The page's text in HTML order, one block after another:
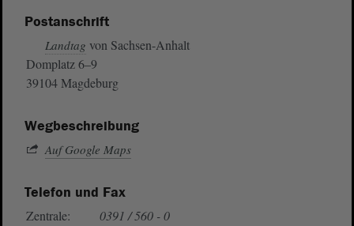
Postanschrift
Landtag von Sachsen-Anhalt
Domplatz 6–9
39104 Magdeburg
Wegbeschreibung
Auf Google Maps
Telefon und Fax
Zentrale:
0391 / 560 - 0